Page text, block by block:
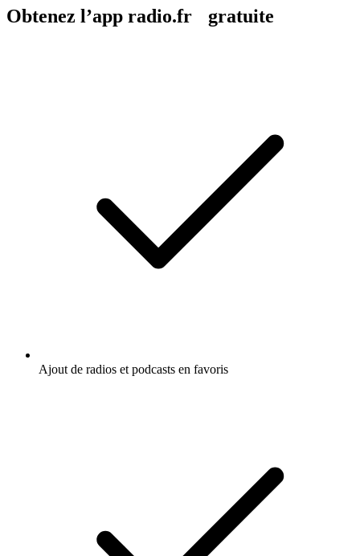
Obtenez l’app radio.fr gratuite
Ajout de radios et podcasts en favoris